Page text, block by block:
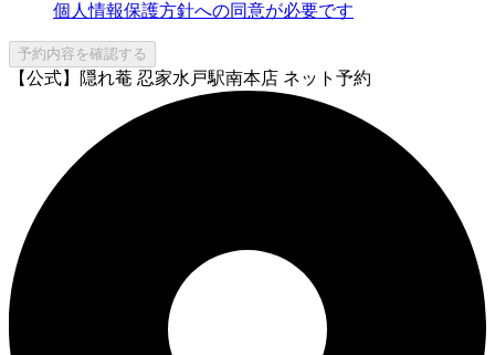
個人情報保護方針への同意が必要です
予約内容を確認する
【公式】隠れ菴 忍家水戸駅南本店 ネット予約